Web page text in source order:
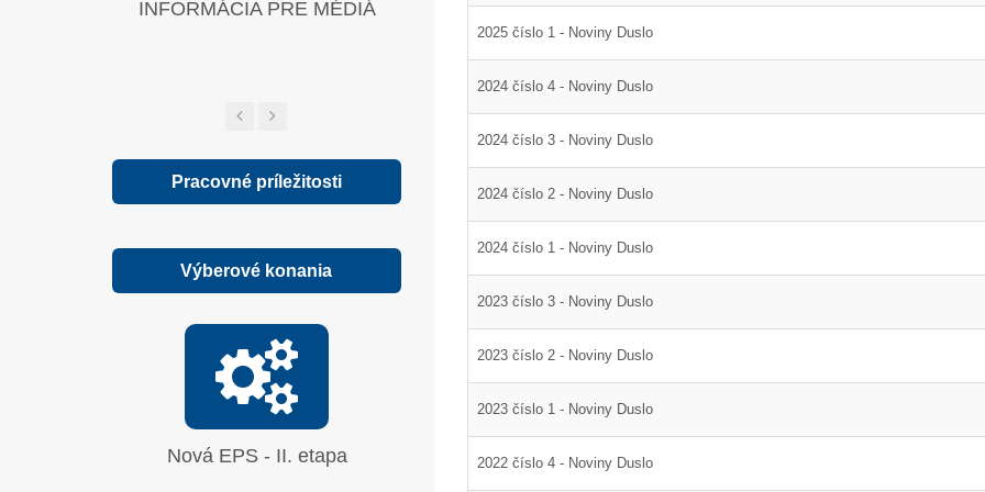
INFORMÁCIA PRE MÉDIÁ
Zelená správa Duslo, a.s. za rok
2025
Novým generálnym riaditeľom
Pavel Hanus
Pracovné príležitosti
Výberové konania
Nová EPS - II. etapa
Oprava podlahy vo výrobni
2025 číslo 1 - Noviny Duslo
2024 číslo 4 - Noviny Duslo
2024 číslo 3 - Noviny Duslo
2024 číslo 2 - Noviny Duslo
2024 číslo 1 - Noviny Duslo
2023 číslo 3 - Noviny Duslo
2023 číslo 2 - Noviny Duslo
2023 číslo 1 - Noviny Duslo
2022 číslo 4 - Noviny Duslo